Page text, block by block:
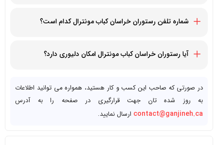
شماره تلفن رستوران خراسان کباب مونترال کدام است؟
آیا رستوران خراسان کباب مونترال امکان دلیوری دارد؟
در صورتی که صاحب این کسب و کار هستید، همواره می توانید اطلاعات
به روز شده تان جهت قرارگیری در صفحه را به آدرس
contact@ganjineh.ca ارسال نمایید.